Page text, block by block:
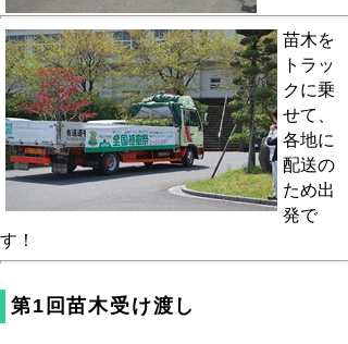
苗木を
トラッ
クに乗
せて、
各地に
配送の
ため出
発で
す！
第1回苗木受け渡し